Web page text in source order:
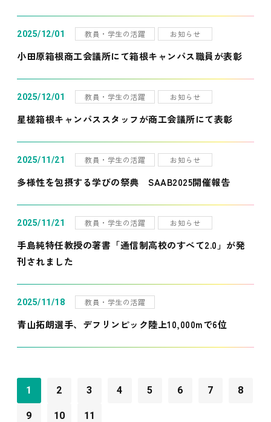
2025/12/01 教員・学生の活躍 お知らせ
小田原箱根商工会議所にて箱根キャンパス職員が表彰
2025/12/01 教員・学生の活躍 お知らせ
星槎箱根キャンパススタッフが商工会議所にて表彰
2025/11/21 教員・学生の活躍 お知らせ
多様性を包摂する学びの祭典 SAAB2025開催報告
2025/11/21 教員・学生の活躍 お知らせ
手島純特任教授の著書「通信制高校のすべて2.0」が発
刊されました
2025/11/18 教員・学生の活躍
青山拓朗選手、デフリンピック陸上10,000mで6位
1 2 3 4 5 6 7 8
9 10 11